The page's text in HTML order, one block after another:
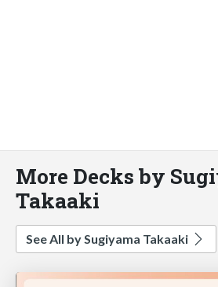
More Decks by
Takaaki
See All by Sugiyama Takaaki